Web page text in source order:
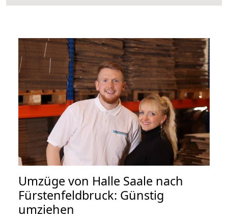
Umzüge von Halle Saale nach
Fürstenfeldbruck: Günstig
umziehen